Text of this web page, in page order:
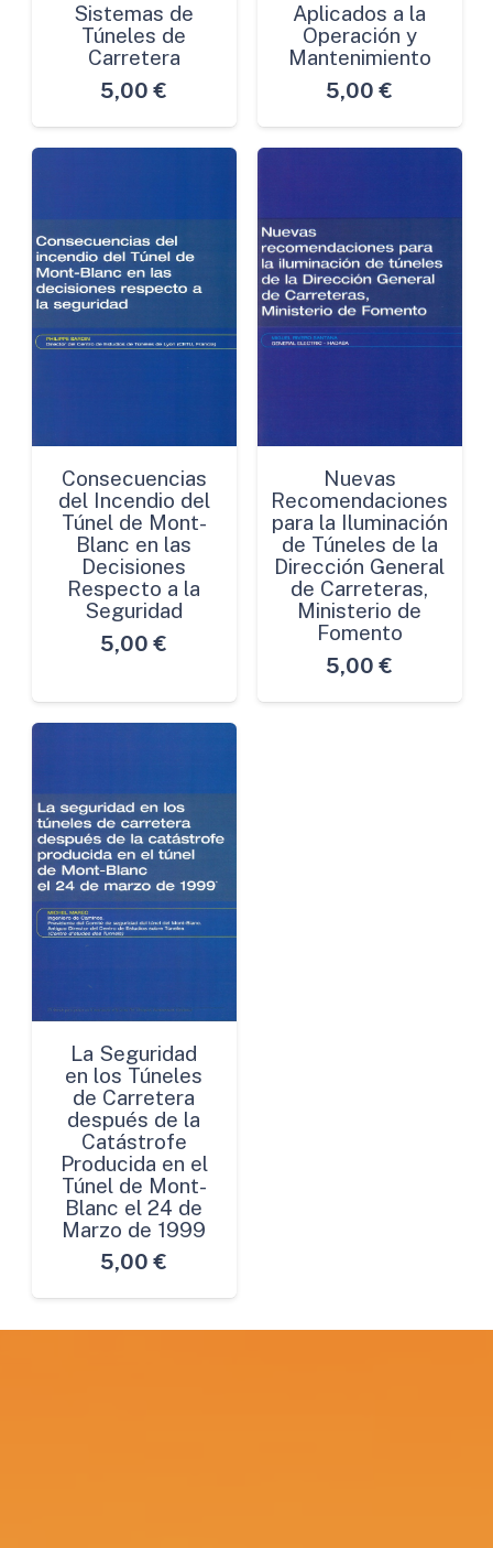
Sistemas de
Túneles de
Carretera
5,00 €
Aplicados a la
Operación y
Mantenimiento
5,00 €
Consecuencias
del Incendio del
Túnel de Mont-
Blanc en las
Decisiones
Respecto a la
Seguridad
5,00 €
Nuevas
Recomendaciones
para la Iluminación
de Túneles de la
Dirección General
de Carreteras,
Ministerio de
Fomento
5,00 €
La Seguridad
en los Túneles
de Carretera
después de la
Catástrofe
Producida en el
Túnel de Mont-
Blanc el 24 de
Marzo de 1999
5,00 €